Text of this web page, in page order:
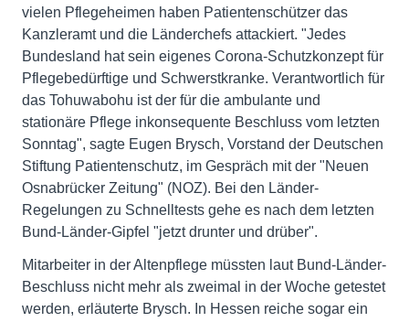
vielen Pflegeheimen haben Patientenschützer das
Kanzleramt und die Länderchefs attackiert. "Jedes
Bundesland hat sein eigenes Corona-Schutzkonzept für
Pflegebedürftige und Schwerstkranke. Verantwortlich für
das Tohuwabohu ist der für die ambulante und
stationäre Pflege inkonsequente Beschluss vom letzten
Sonntag", sagte Eugen Brysch, Vorstand der Deutschen
Stiftung Patientenschutz, im Gespräch mit der "Neuen
Osnabrücker Zeitung" (NOZ). Bei den Länder-
Regelungen zu Schnelltests gehe es nach dem letzten
Bund-Länder-Gipfel "jetzt drunter und drüber".
Mitarbeiter in der Altenpflege müssten laut Bund-Länder-
Beschluss nicht mehr als zweimal in der Woche getestet
werden, erläuterte Brysch. In Hessen reiche sogar ein